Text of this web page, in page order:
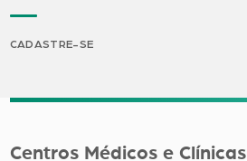
CADASTRE-SE
Centros Médicos e Clínicas